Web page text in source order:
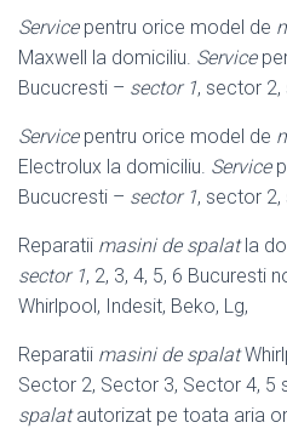
Servicepentru orice model de
Maxwell la domiciliu. Service
Bucucresti – sector 1, sector
Servicepentru orice model de
Electrolux la domiciliu. Service
Bucucresti – sector 1, sector
Reparatii masini de spalatla
sector 1, 2, 3, 4, 5, 6 Bucuresti
Whirlpool, Indesit, Beko, Lg,
Reparatii masini de spalat
Sector 2, Sector 3, Sector 4, 5
spalatautorizat pe toata aria